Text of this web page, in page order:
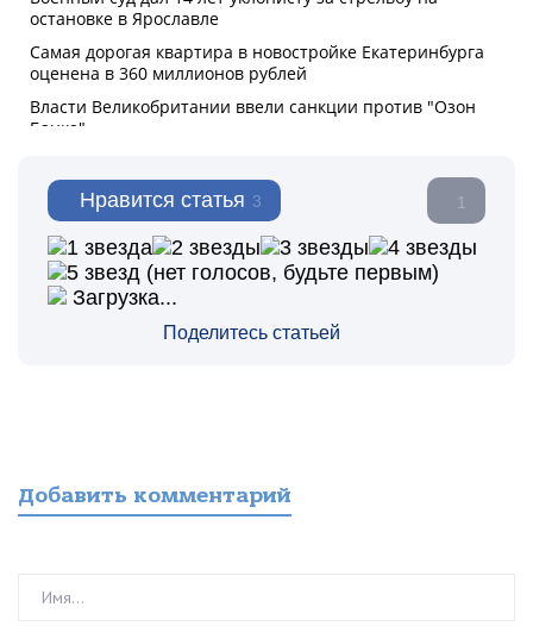
Нравится статья 3 1
Поделитесь статьей
(нет голосов, будьте первым)
Загрузка...
Добавить комментарий